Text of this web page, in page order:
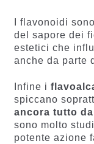
I flavonoidi
del sapore dei
estetici che
anche da parte
Infine i
spiccano
ancora tutto
sono molto
potente azione